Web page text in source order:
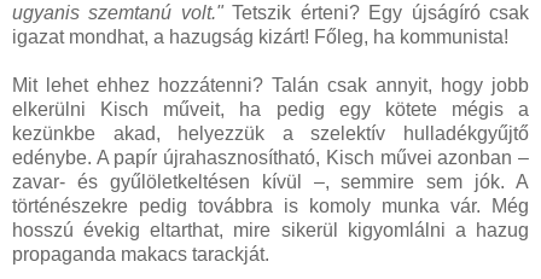
ugyanis szemtanú volt."Tetszik érteni? Egy újságíró csak
igazat mondhat, a hazugság kizárt! Főleg, ha kommunista!
Mit lehet ehhez hozzátenni? Talán csak annyit, hogy jobb
elkerülni Kisch műveit, ha pedig egy kötete mégis a
kezünkbe akad, helyezzük a szelektív hulladékgyűjtő
edénybe. A papír újrahasznosítható, Kisch művei azonban –
zavar- és gyűlöletkeltésen kívül –, semmire sem jók. A
történészekre pedig továbbra is komoly munka vár. Még
hosszú évekig eltarthat, mire sikerül kigyomlálni a hazug
propaganda makacs tarackját.